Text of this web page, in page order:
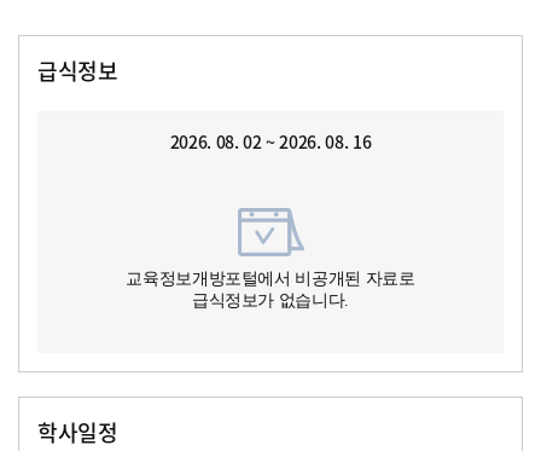
급식정보
2026. 08. 02 ~ 2026. 08. 16
교육정보개방포털에서 비공개된 자료로
급식정보가 없습니다.
학사일정